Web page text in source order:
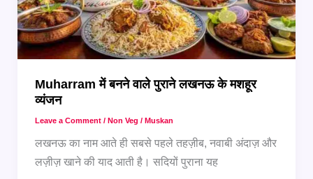
करना
चाहिए
Muharram में बनने वाले पुराने लखनऊ के मशहूर
व्यंजन
Leave a Comment / Non Veg / Muskan
लखनऊ का नाम आते ही सबसे पहले तहज़ीब, नवाबी अंदाज़ और
लज़ीज़ खाने की याद आती है। सदियों पुराना यह